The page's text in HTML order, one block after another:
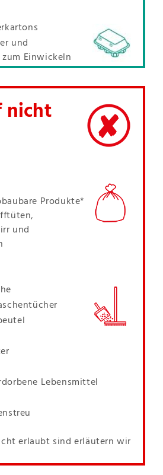
und
Einwickeln
nicht
Produkte*
und
Lebensmittel
erlaubt sind erläutern wir